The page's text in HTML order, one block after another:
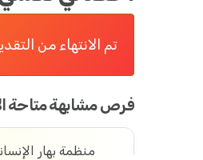
تم الانتهاء من
فرص مشابهة متاحة
منظمة بهار